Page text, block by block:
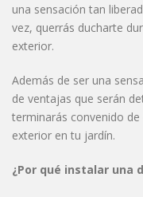
una sensación tan
vez, querrás ducharte
exterior.
Además de ser una
de ventajas que serán
terminarás convenido
exterior en tu jardín.
¿Por qué instalar una